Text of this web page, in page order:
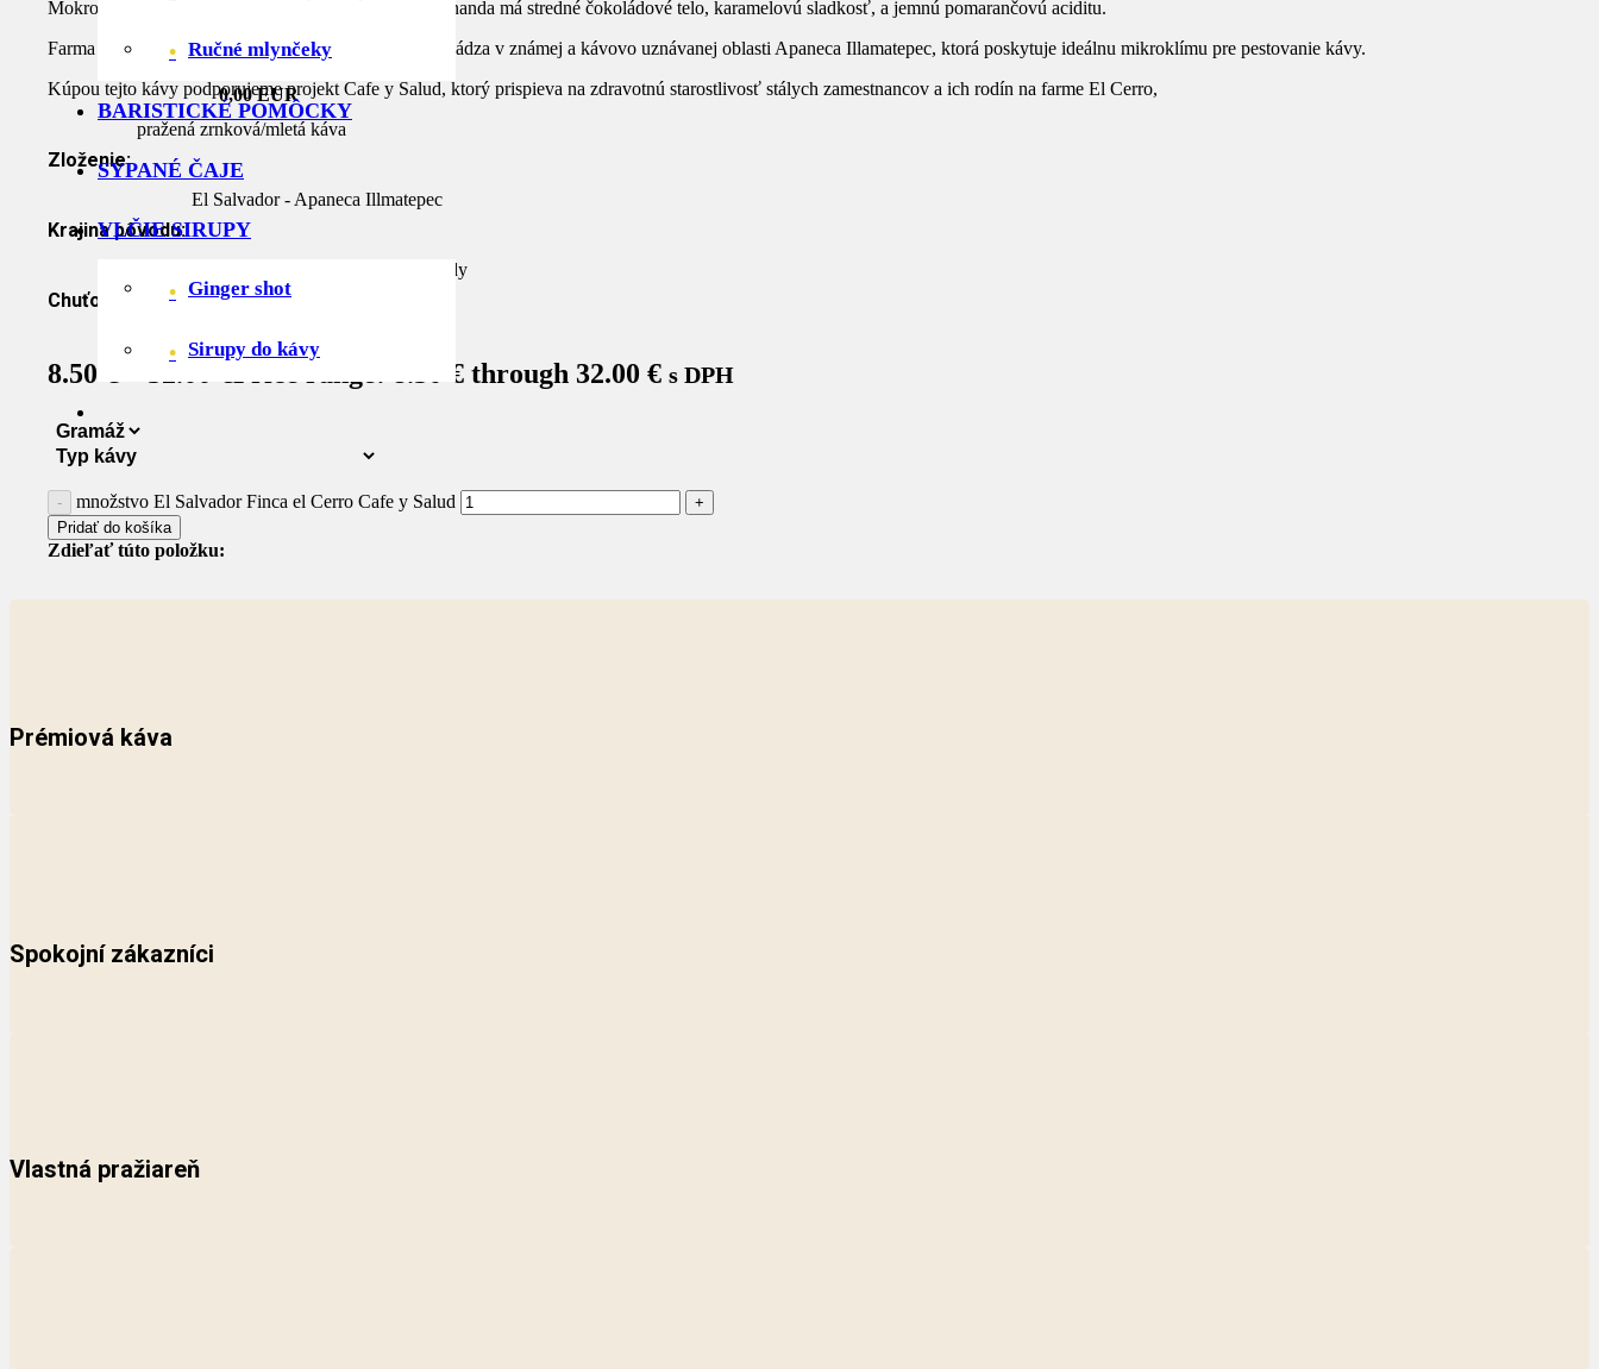
Váš košík
0,00 EUR
Ručné mlynčeky
BARISTICKÉ POMÔCKY
SYPANÉ ČAJE
VLČIE SIRUPY
Ginger shot
Sirupy do kávy
Mokro spracovaný El Salvador od nášho partnera Fernanda má stredné čokoládové telo, karamelovú sladkosť, a jemnú pomarančovú aciditu.
Farma El Cerro, na ktorej sa naša káva pestuje sa nachádza v známej a kávovo uznávanej oblasti Apaneca Illamatepec, ktorá poskytuje ideálnu mikroklímu pre pestovanie kávy.
Kúpou tejto kávy podporujeme projekt Cafe y Salud, ktorý prispieva na zdravotnú starostlivosť stálych zamestnancov a ich rodín na farme El Cerro,
Zloženie:
pražená zrnková/mletá káva
Krajina pôvodu:
El Salvador - Apaneca Illmatepec
Chuťový profil:
čokoláda, pomaranč, karamel, arašidy
8.50 € 32.00 €Price range: 8.50 € through 32.00 € s DPH
množstvo El Salvador Finca el Cerro Cafe y Salud
Pridať do košíka
Zdieľať túto položku:
Prémiová káva
Spokojní zákazníci
Vlastná pražiareň